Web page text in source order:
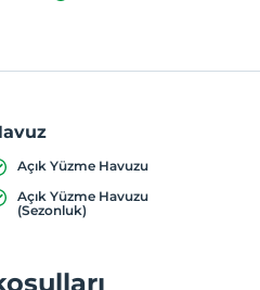
Açık Yüzme Havuzu
Açık Yüzme Havuzu
(Sezonluk)